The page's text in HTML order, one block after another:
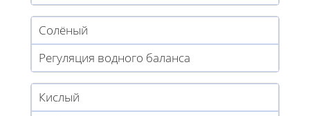
Солёный
Регуляция водного баланса
Кислый